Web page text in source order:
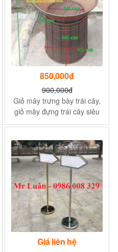
850,000đ
900,000đ
Giỏ mây trưng bày trái cây,
giỏ mây đựng trái cây siêu
thị
Giá liên hệ